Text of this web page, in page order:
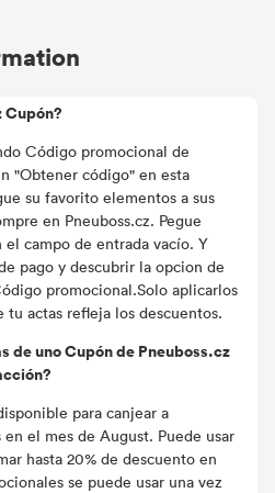
Cupón?
Código promocional de
"Obtener código" en esta
su favorito elementos a sus
en Pneuboss.cz. Pegue
campo de entrada vacío. Y
pago y descubrir la opcion de
promocional.Solo aplicarlos
actas refleja los descuentos.
de uno Cupón de Pneuboss.cz
para canjear a
en el mes de August. Puede usar
hasta 20% de descuento en
se puede usar una vez